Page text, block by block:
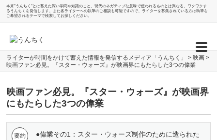
本来"うんちく"とは蓄えた深い学問や知識のこと。現代のネガティブな意味で使われるものとは異なる、ワクワクす
るうんちくを発信します。また各ライターへの執筆のご相談も可能ですので、ライターを募集されている方は執筆を
ご希望されるテーマで検索してお探しください。
ライターが時間をかけて蓄えた情報を発信するメディア「うんちく」 >映画 >
映画ファン必見。『スター・ウォーズ』が映画界にもたらした3つの偉業
映画ファン必見。『スター・ウォーズ』が映画界
にもたらした3つの偉業
●偉業その1：スター・ウォーズ制作のために造られた